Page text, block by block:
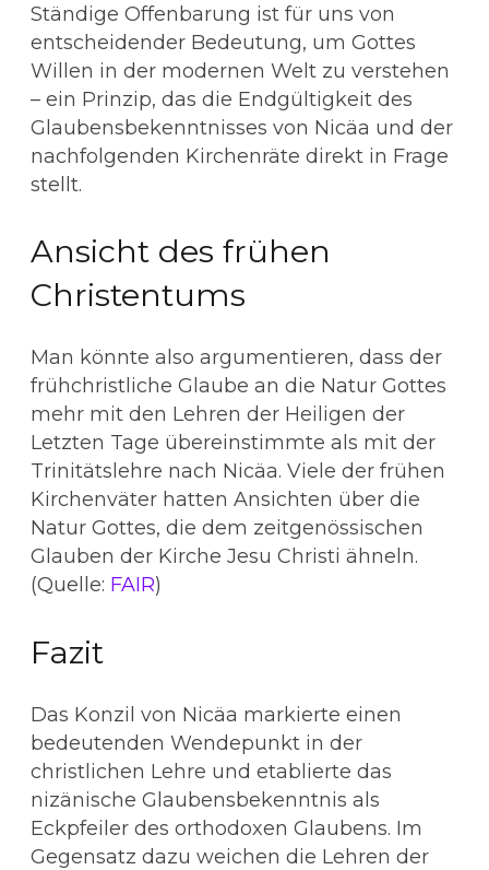
Ständige Offenbarung ist für uns von
entscheidender Bedeutung, um Gottes
Willen in der modernen Welt zu verstehen
– ein Prinzip, das die Endgültigkeit des
Glaubensbekenntnisses von Nicäa und der
nachfolgenden Kirchenräte direkt in Frage
stellt.
Ansicht des frühen
Christentums
Man könnte also argumentieren, dass der
frühchristliche Glaube an die Natur Gottes
mehr mit den Lehren der Heiligen der
Letzten Tage übereinstimmte als mit der
Trinitätslehre nach Nicäa. Viele der frühen
Kirchenväter hatten Ansichten über die
Natur Gottes, die dem zeitgenössischen
Glauben der Kirche Jesu Christi ähneln.
(Quelle: FAIR)
Fazit
Das Konzil von Nicäa markierte einen
bedeutenden Wendepunkt in der
christlichen Lehre und etablierte das
nizänische Glaubensbekenntnis als
Eckpfeiler des orthodoxen Glaubens. Im
Gegensatz dazu weichen die Lehren der